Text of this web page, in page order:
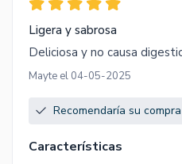
Ligera y sabrosa
Deliciosa y no causa
Mayte el 04-05-2025
Recomendaría su compra
Características